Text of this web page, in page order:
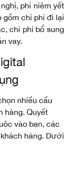
phí niêm yết
gồm chi phí đi lại
chi phí bổ sung
vay.
nhiều cấu
hàng. Quyết
vào bạn, các
hàng. Dưới